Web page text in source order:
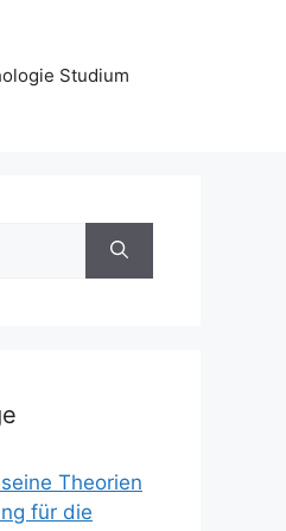
Studium
Theorien
für die